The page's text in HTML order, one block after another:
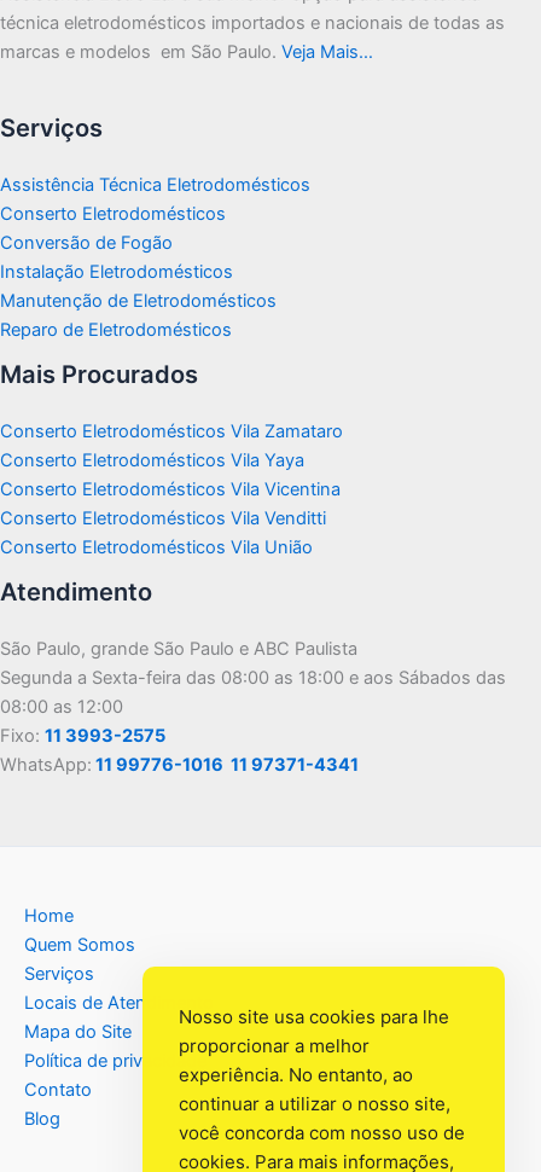
técnica eletrodomésticos importados e nacionais de todas as
marcas e modelos em São Paulo. Veja Mais…
Serviços
Assistência Técnica Eletrodomésticos
Conserto Eletrodomésticos
Conversão de Fogão
Instalação Eletrodomésticos
Manutenção de Eletrodomésticos
Reparo de Eletrodomésticos
Mais Procurados
Conserto Eletrodomésticos Vila Zamataro
Conserto Eletrodomésticos Vila Yaya
Conserto Eletrodomésticos Vila Vicentina
Conserto Eletrodomésticos Vila Venditti
Conserto Eletrodomésticos Vila União
Atendimento
São Paulo, grande São Paulo e ABC Paulista
Segunda a Sexta-feira das 08:00 as 18:00 e aos Sábados das
08:00 as 12:00
Fixo: 11 3993-2575
WhatsApp: 11 99776-1016 11 97371-4341
Home
Quem Somos
Serviços
Locais de Atendimento
Mapa do Site
Política de privacidade
Contato
Blog
Nosso site usa cookies para lhe
proporcionar a melhor
experiência. No entanto, ao
continuar a utilizar o nosso site,
você concorda com nosso uso de
cookies. Para mais informações,